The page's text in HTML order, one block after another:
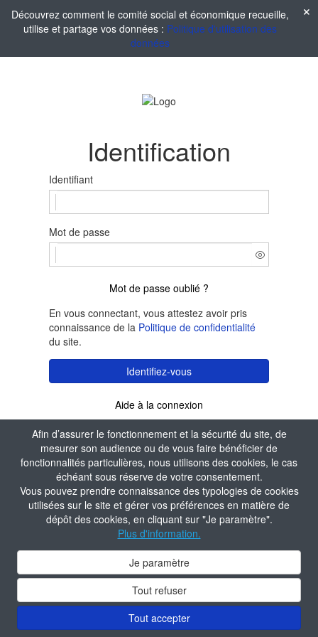
Afin d’assurer le fonctionnement et la sécurité du site, de
mesurer son audience ou de vous faire bénéficier de
fonctionnalités particulières, nous utilisons des cookies, le cas
échéant sous réserve de votre consentement.
Vous pouvez prendre connaissance des typologies de cookies
utilisées sur le site et gérer vos préférences en matière de
dépôt des cookies, en cliquant sur "Je paramètre".
Plus d'information.
Je paramètre
Tout refuser
Tout accepter
Découvrez comment le comité social et économique recueille,
utilise et partage vos données : Politique d'utilisation des
données
Identification
Identifiant
Mot de passe
Mot de passe oublié ?
En vous connectant, vous attestez avoir pris
connaissance de la Politique de confidentialité
du site.
Identifiez-vous
Aide à la connexion